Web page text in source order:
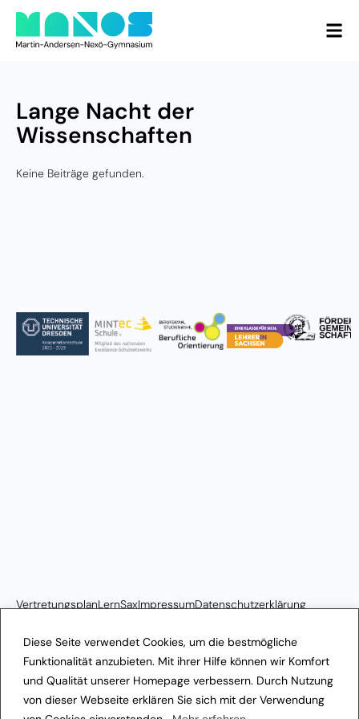
Diese Seite verwendet Cookies, um die bestmögliche
Funktionalität anzubieten. Mit ihrer Hilfe können wir Komfort
und Qualität unserer Homepage verbessern. Durch Nutzung
von dieser Webseite erklären Sie sich mit der Verwendung
Lange Nacht der
Wissenschaften
Keine Beiträge gefunden.
VertretungsplanLernSaxImpressumDatenschutzerklärung